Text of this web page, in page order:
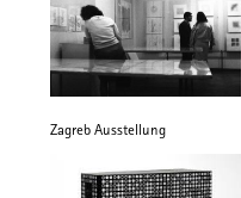
Zagreb Ausstellung